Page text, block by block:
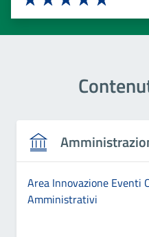
Valuta 5
Valuta 4 stelle
Valuta 3 stelle su 5
Valuta 2 stelle su 5
Valuta 1 stelle su 5
Area Innovazione Eventi
Amministrativi